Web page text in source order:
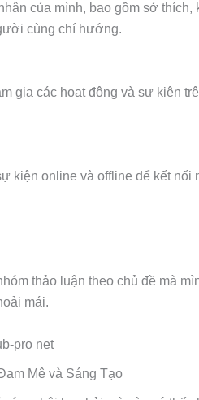
của mình, bao gồm sở
cùng chí hướng.
gia các hoạt động và sự kiện
kiện online và offline để kết
thảo luận theo chủ đề mà
mái.
pro net